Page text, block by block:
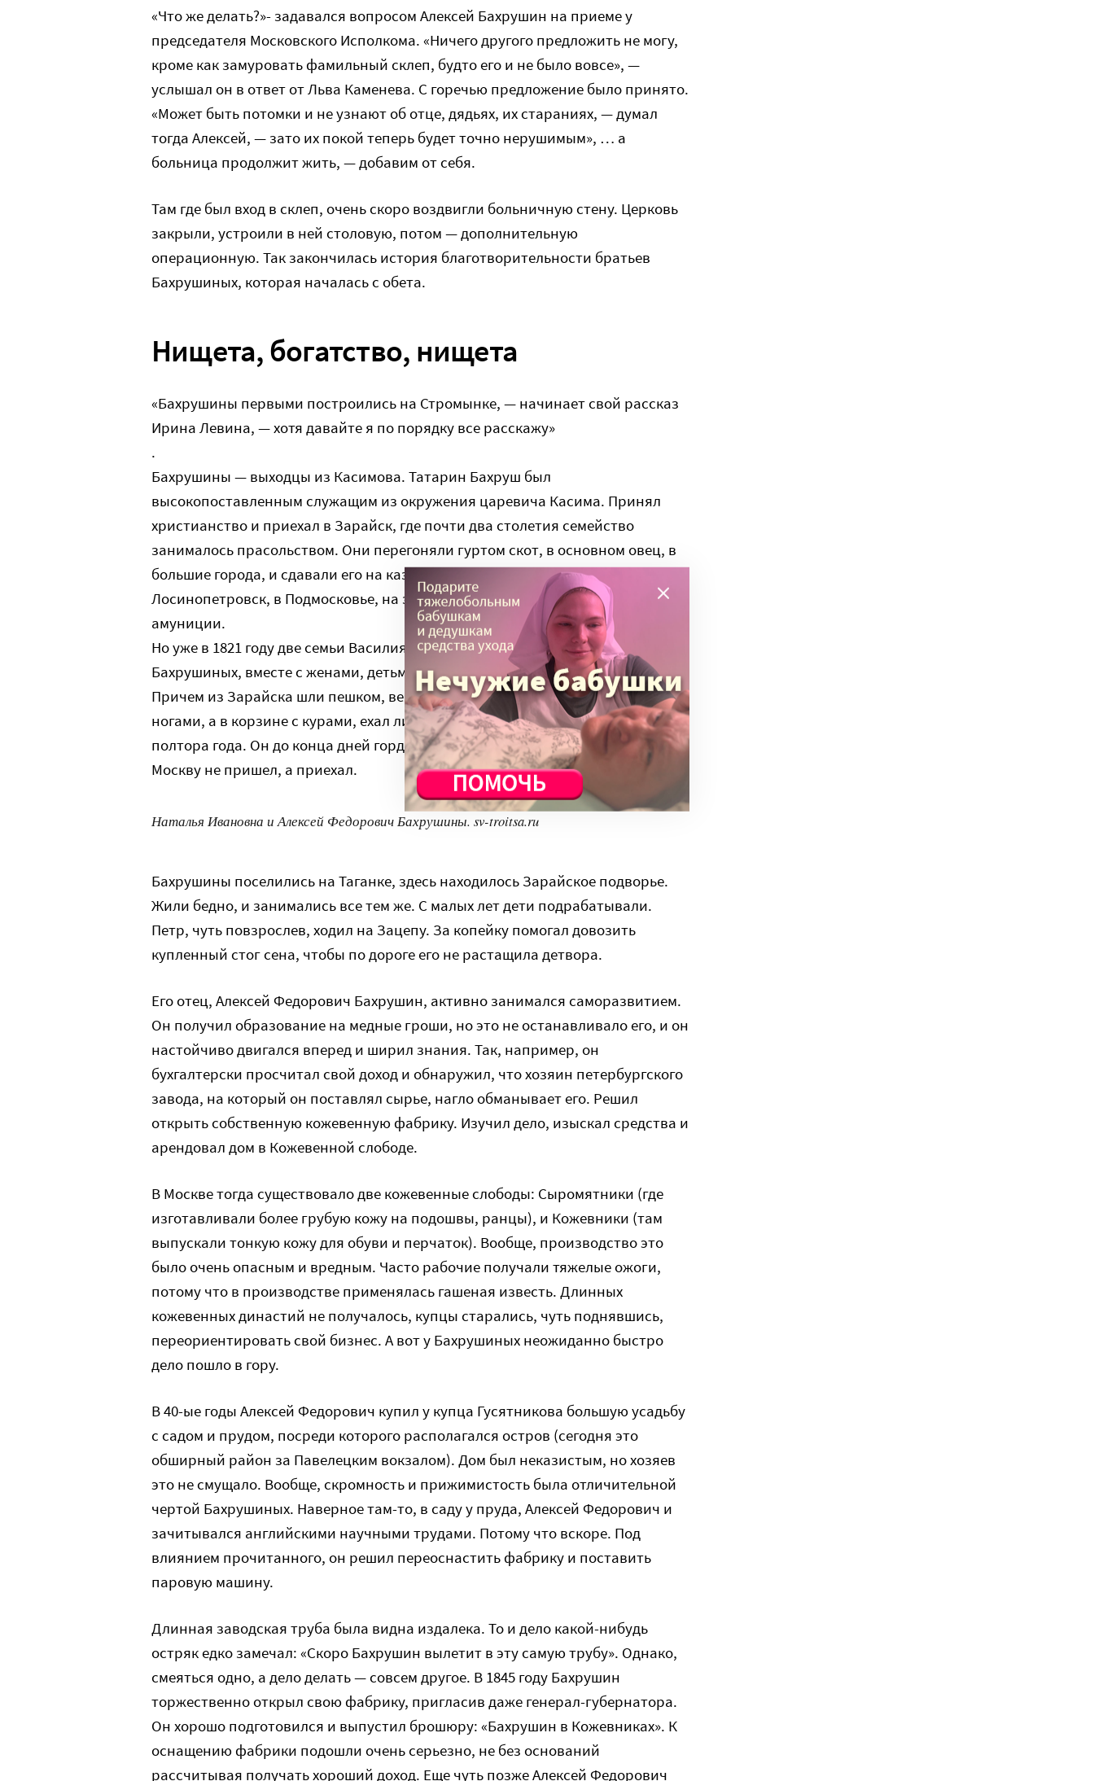
«Что же делать?»- задавался вопросом Алексей Бахрушин на приеме у
председателя Московского Исполкома. «Ничего другого предложить не могу,
кроме как замуровать фамильный склеп, будто его и не было вовсе», —
услышал он в ответ от Льва Каменева. С горечью предложение было принято.
«Может быть потомки и не узнают об отце, дядьях, их стараниях, — думал
тогда Алексей, — зато их покой теперь будет точно нерушимым», … а
больница продолжит жить, — добавим от себя.
Там где был вход в склеп, очень скоро воздвигли больничную стену. Церковь
закрыли, устроили в ней столовую, потом — дополнительную
операционную. Так закончилась история благотворительности братьев
Бахрушиных, которая началась с обета.
Нищета, богатство, нищета
«Бахрушины первыми построились на Стромынке, — начинает свой рассказ
Ирина Левина, — хотя давайте я по порядку все расскажу»
.
Бахрушины — выходцы из Касимова. Татарин Бахруш был
высокопоставленным служащим из окружения царевича Касима. Принял
христианство и приехал в Зарайск, где почти два столетия семейство
занималось прасольством. Они перегоняли гуртом скот, в основном овец, в
большие города, и сдавали его на казенные заводы. Например, в
Лосинопетровск, в Подмосковье, на завод по изготовлению армейской
амуниции.
Но уже в 1821 году две семьи Василия Федоровича и Алексея Федоровича
Бахрушиных, вместе с женами, детьми и всем скарбом перебралась в Москву.
Причем из Зарайска шли пешком, везя пожитки на подводах. Не своими
ногами, а в корзине с курами, ехал лишь Петр Бахрушин — ему было всего
полтора года. Он до конца дней гордился тем, что единственный из семьи в
Москву не пришел, а приехал.
Наталья Ивановна и Алексей Федорович Бахрушины. sv-troitsa.ru
Бахрушины поселились на Таганке, здесь находилось Зарайское подворье.
Жили бедно, и занимались все тем же. С малых лет дети подрабатывали.
Петр, чуть повзрослев, ходил на Зацепу. За копейку помогал довозить
купленный стог сена, чтобы по дороге его не растащила детвора.
Его отец, Алексей Федорович Бахрушин, активно занимался саморазвитием.
Он получил образование на медные гроши, но это не останавливало его, и он
настойчиво двигался вперед и ширил знания. Так, например, он
бухгалтерски просчитал свой доход и обнаружил, что хозяин петербургского
завода, на который он поставлял сырье, нагло обманывает его. Решил
открыть собственную кожевенную фабрику. Изучил дело, изыскал средства и
арендовал дом в Кожевенной слободе.
В Москве тогда существовало две кожевенные слободы: Сыромятники (где
изготавливали более грубую кожу на подошвы, ранцы), и Кожевники (там
выпускали тонкую кожу для обуви и перчаток). Вообще, производство это
было очень опасным и вредным. Часто рабочие получали тяжелые ожоги,
потому что в производстве применялась гашеная известь. Длинных
кожевенных династий не получалось, купцы старались, чуть поднявшись,
переориентировать свой бизнес. А вот у Бахрушиных неожиданно быстро
дело пошло в гору.
В 40-ые годы Алексей Федорович купил у купца Гусятникова большую усадьбу
с садом и прудом, посреди которого располагался остров (сегодня это
обширный район за Павелецким вокзалом). Дом был неказистым, но хозяев
это не смущало. Вообще, скромность и прижимистость была отличительной
чертой Бахрушиных. Наверное там-то, в саду у пруда, Алексей Федорович и
зачитывался английскими научными трудами. Потому что вскоре. Под
влиянием прочитанного, он решил переоснастить фабрику и поставить
паровую машину.
Длинная заводская труба была видна издалека. То и дело какой-нибудь
остряк едко замечал: «Скоро Бахрушин вылетит в эту самую трубу». Однако,
смеяться одно, а дело делать — совсем другое. В 1845 году Бахрушин
торжественно открыл свою фабрику, пригласив даже генерал-губернатора.
Он хорошо подготовился и выпустил брошюру: «Бахрушин в Кожевниках». К
оснащению фабрики подошли очень серьезно, не без оснований
рассчитывая получать хороший доход. Еще чуть позже Алексей Федорович